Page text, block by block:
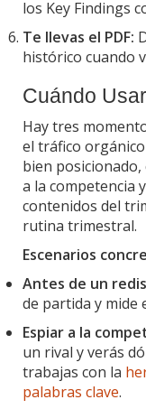
los Key Findings
Te llevas el PDF:
histórico cuando
Cuándo
Hay tres
el tráfico
bien posicionado,
a la competencia
contenidos del
rutina trimestral.
Escenarios
Antes de un
de partida y mide
Espiar a la
un rival y verás
trabajas con la
palabras clave.